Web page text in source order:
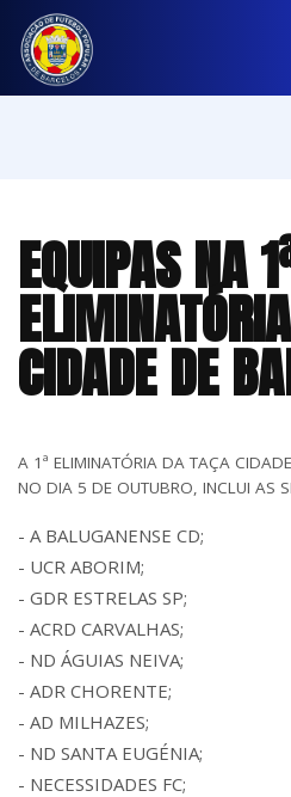
COMPETIÇÕES
NOTÍCIAS
COMUNICADOS
EQUIPAS NA
CIDADE DE
A 1ª ELIMINATÓRIA DA TAÇA
NO DIA 5 DE OUTUBRO, INCLUI AS
- A BALUGANENSE CD;
- UCR ABORIM;
- GDR ESTRELAS SP;
- ACRD CARVALHAS;
- ND ÁGUIAS NEIVA;
- ADR CHORENTE;
- AD MILHAZES;
- ND SANTA EUGÉNIA;
- NECESSIDADES FC;